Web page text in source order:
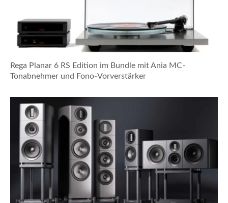
Rega Planar 6 RS Edition im Bundle mit Ania MC-
Tonabnehmer und Fono-Vorverstärker